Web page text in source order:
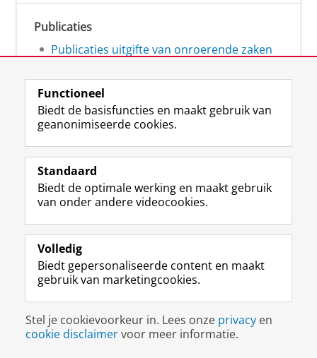
Publicaties
Publicaties uitgifte van onroerende zaken
Volg ons op
L
i
k
e
I
-
p
g
i
n
Studiekiezers
Alumni
Over ons
Disclaimer & Copyright
Inloggen
Functioneel
Biedt de basisfuncties en maakt gebruik van
geanonimiseerde cookies.
Standaard
Biedt de optimale werking en maakt gebruik
van onder andere videocookies.
Volledig
Biedt gepersonaliseerde content en maakt
gebruik van marketingcookies.
Stel je cookievoorkeur in. Lees onze privacy en
cookie disclaimervoor meer informatie.